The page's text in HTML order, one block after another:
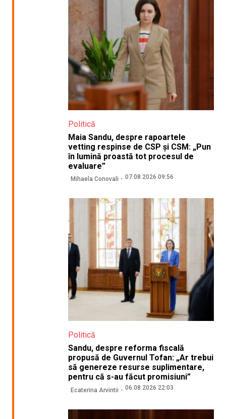
Politică
Maia Sandu, despre rapoartele
vetting respinse de CSP și CSM: „Pun
în lumină proastă tot procesul de
evaluare”
Mihaela Conovali 07.08.2026 09:56
Politică
Sandu, despre reforma fiscală
propusă de Guvernul Tofan: „Ar trebui
să genereze resurse suplimentare,
pentru că s-au făcut promisiuni”
Ecaterina Arvintii 06.08.2026 22:03